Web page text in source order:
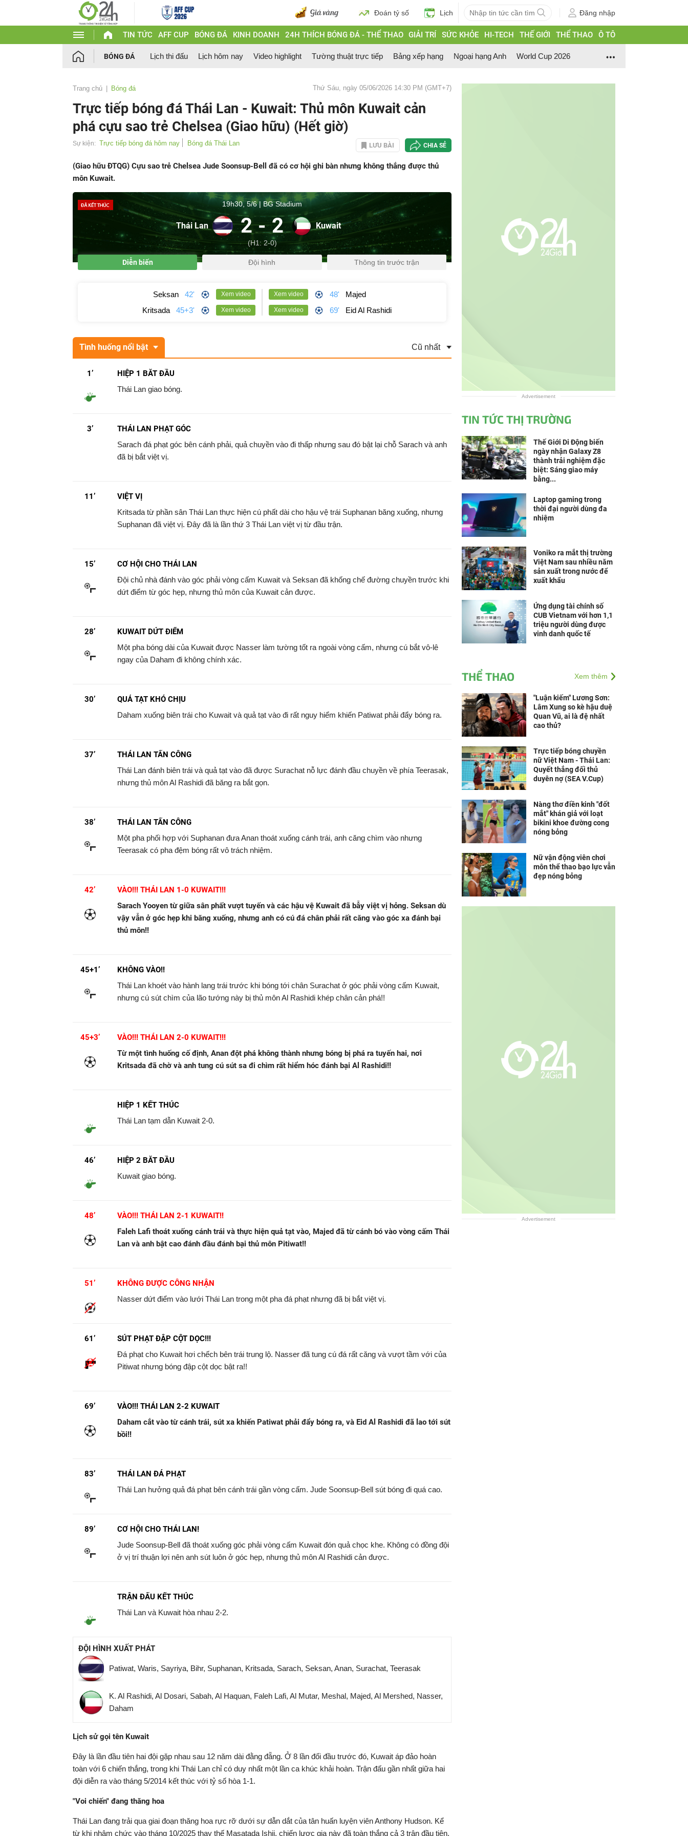
Đoán tỷ số Lịch Đăng nhập
TIN TỨC AFF CUP BÓNG ĐÁ KINH DOANH 24H THÍCH BÓNG ĐÁ - THỂ THAO GIẢI TRÍ SỨC KHỎE HI-TECH THẾ GIỚI THỂ THAO Ô TÔ
BÓNG ĐÁ Lịch thi đấu Lịch hôm nay Video highlight Tường thuật trực tiếp Bảng xếp hạng Ngoại hạng Anh World Cup 2026
Trang chủ Bóng đá Thứ Sáu, ngày 05/06/2026 14:30 PM (GMT+7)
Trực tiếp bóng đá Thái Lan - Kuwait: Thủ môn Kuwait cản
phá cựu sao trẻ Chelsea (Giao hữu) (Hết giờ)
Sự kiện: Trực tiếp bóng đá hôm nay Bóng đá Thái Lan LƯU BÀI CHIA SẺ
(Giao hữu ĐTQG) Cựu sao trẻ Chelsea Jude Soonsup-Bell đã có cơ hội ghi bàn nhưng không thắng được thủ
môn Kuwait.
19h30, 5/6 | BG Stadium
Thái Lan 2 - 2 Kuwait
(H1: 2-0)
Diễn biến Đội hình Thông tin trước trận
Seksan 42' Xem video
Kritsada 45+3' Xem video
Xem video 48' Majed
Xem video 69' Eid Al Rashidi
Tình huống nổi bật
1’ HIỆP 1 BẮT ĐẦU
Thái Lan giao bóng.
3’ THÁI LAN PHẠT GÓC
Sarach đá phạt góc bên cánh phải, quả chuyền vào đi thấp nhưng sau đó bật lại chỗ Sarach và anh
đã bị bắt việt vị.
11’ VIỆT VỊ
Kritsada từ phần sân Thái Lan thực hiện cú phất dài cho hậu vệ trái Suphanan băng xuống, nhưng
Suphanan đã việt vị. Đây đã là lần thứ 3 Thái Lan việt vị từ đầu trận.
15’ CƠ HỘI CHO THÁI LAN
Đội chủ nhà đánh vào góc phải vòng cấm Kuwait và Seksan đã khống chế đường chuyền trước khi
dứt điểm từ góc hẹp, nhưng thủ môn của Kuwait cản được.
28’ KUWAIT DỨT ĐIỂM
Một pha bóng dài của Kuwait được Nasser làm tường tốt ra ngoài vòng cấm, nhưng cú bắt vô-lê
ngay của Daham đi không chính xác.
30’ QUẢ TẠT KHÓ CHỊU
Daham xuống biên trái cho Kuwait và quả tạt vào đi rất nguy hiểm khiến Patiwat phải đẩy bóng ra.
37’ THÁI LAN TẤN CÔNG
Thái Lan đánh biên trái và quả tạt vào đã được Surachat nỗ lực đánh đầu chuyền về phía Teerasak,
nhưng thủ môn Al Rashidi đã băng ra bắt gọn.
38’ THÁI LAN TẤN CÔNG
Một pha phối hợp với Suphanan đưa Anan thoát xuống cánh trái, anh căng chìm vào nhưng
Teerasak có pha đệm bóng rất vô trách nhiệm.
42’
VÀO!!! THÁI LAN 1-0 KUWAIT!!!
Sarach Yooyen từ giữa sân phất vượt tuyến và các hậu vệ Kuwait đã bẫy việt vị hỏng. Seksan dù
vậy vẫn ở góc hẹp khi băng xuống, nhưng anh có cú đá chân phải rất căng vào góc xa đánh bại
thủ môn!!
45+1’ KHÔNG VÀO!!
Thái Lan khoét vào hành lang trái trước khi bóng tới chân Surachat ở góc phải vòng cấm Kuwait,
nhưng cú sút chìm của lão tướng này bị thủ môn Al Rashidi khép chân cản phá!!
45+3’
VÀO!!! THÁI LAN 2-0 KUWAIT!!!
Từ một tình huống cố định, Anan đột phá không thành nhưng bóng bị phá ra tuyến hai, nơi
Kritsada đã chờ và anh tung cú sút sa đi chìm rất hiểm hóc đánh bại Al Rashidi!!
HIỆP 1 KẾT THÚC
Thái Lan tạm dẫn Kuwait 2-0.
46’ HIỆP 2 BẮT ĐẦU
Kuwait giao bóng.
48’
VÀO!!! THÁI LAN 2-1 KUWAIT!!
Faleh Lafi thoát xuống cánh trái và thực hiện quả tạt vào, Majed đã từ cánh bó vào vòng cấm Thái
Lan và anh bật cao đánh đầu đánh bại thủ môn Pitiwat!!
51’ KHÔNG ĐƯỢC CÔNG NHẬN
Nasser dứt điểm vào lưới Thái Lan trong một pha đá phạt nhưng đã bị bắt việt vị.
61’ SÚT PHẠT ĐẬP CỘT DỌC!!!
Đá phạt cho Kuwait hơi chếch bên trái trung lộ. Nasser đã tung cú đá rất căng và vượt tầm với của
Pitiwat nhưng bóng đập cột dọc bật ra!!
69’
VÀO!!! THÁI LAN 2-2 KUWAIT
Daham cắt vào từ cánh trái, sút xa khiến Patiwat phải đẩy bóng ra, và Eid Al Rashidi đã lao tới sút
bồi!!
83’ THÁI LAN ĐÁ PHẠT
Thái Lan hưởng quả đá phạt bên cánh trái gần vòng cấm. Jude Soonsup-Bell sút bóng đi quá cao.
89’ CƠ HỘI CHO THÁI LAN!
Jude Soonsup-Bell đã thoát xuống góc phải vòng cấm Kuwait đón quả chọc khe. Không có đồng đội
ở vị trí thuận lợi nên anh sút luôn ở góc hẹp, nhưng thủ môn Al Rashidi cản được.
TRẬN ĐẤU KẾT THÚC
Thái Lan và Kuwait hòa nhau 2-2.
ĐỘI HÌNH XUẤT PHÁT
Patiwat, Waris, Sayriya, Bihr, Suphanan, Kritsada, Sarach, Seksan, Anan, Surachat, Teerasak
K. Al Rashidi, Al Dosari, Sabah, Al Haquan, Faleh Lafi, Al Mutar, Meshal, Majed, Al Mershed, Nasser,
Daham
Lịch sử gọi tên Kuwait
Đây là lần đầu tiên hai đội gặp nhau sau 12 năm dài đằng đẵng. Ở 8 lần đối đầu trước đó, Kuwait áp đảo hoàn
toàn với 6 chiến thắng, trong khi Thái Lan chỉ có duy nhất một lần ca khúc khải hoàn. Trận đấu gần nhất giữa hai
đội diễn ra vào tháng 5/2014 kết thúc với tỷ số hòa 1-1.
"Voi chiến" đang thăng hoa
Thái Lan đang trải qua giai đoạn thăng hoa rực rỡ dưới sự dẫn dắt của tân huấn luyện viên Anthony Hudson. Kể
từ khi nhậm chức vào tháng 10/2025 thay thế Masatada Ishii, chiến lược gia này đã toàn thắng cả 3 trận đầu tiên,
Advertisement
TIN TỨC THỊ TRƯỜNG
Thế Giới Di Động biến
ngày nhận Galaxy Z8
thành trải nghiệm đặc
biệt: Sáng giao máy
bằng...
Laptop gaming trong
thời đại người dùng đa
nhiệm
Voniko ra mắt thị trường
Việt Nam sau nhiều năm
sản xuất trong nước để
xuất khẩu
Ứng dụng tài chính số
CUB Vietnam với hơn 1,1
triệu người dùng được
vinh danh quốc tế
THỂ THAO Xem thêm
"Luận kiếm" Lương Sơn:
Lâm Xung so kè hậu duệ
Quan Vũ, ai là đệ nhất
cao thủ?
Trực tiếp bóng chuyền
nữ Việt Nam - Thái Lan:
Quyết thắng đối thủ
duyên nợ (SEA V.Cup)
Nàng thơ điền kinh "đốt
mắt" khán giả với loạt
bikini khoe đường cong
nóng bỏng
Nữ vận động viên chơi
môn thể thao bạo lực vẫn
đẹp nóng bỏng
Advertisement